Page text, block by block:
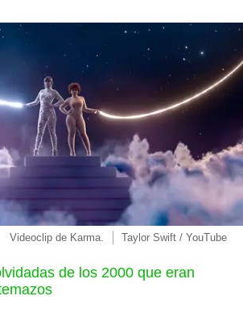
Videoclip de Karma. Taylor Swift / YouTube
de los 2000 que eran